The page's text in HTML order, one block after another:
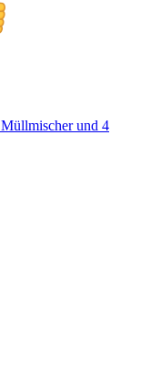
Müllmischerund 4